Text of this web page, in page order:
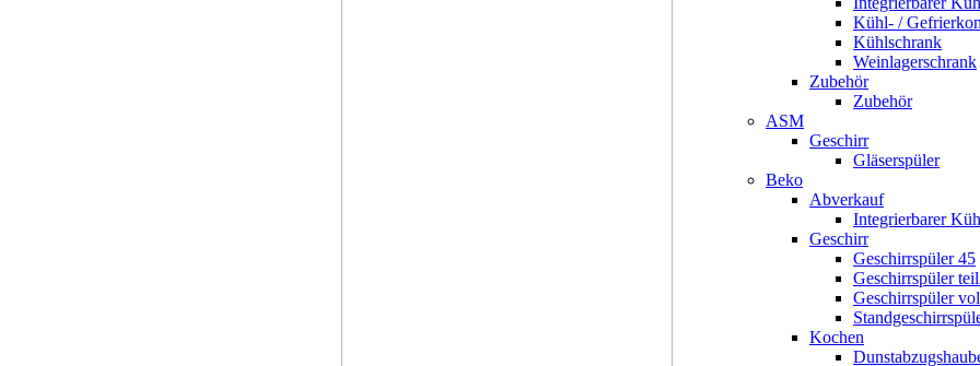
Kühl- /
Kühlschrank
Weinlagerschrank
Zubehör
Zubehör
ASM
Geschirr
Gläserspüler
Beko
Abverkauf
Integrierbarer
Geschirr
Geschirrspüler 45
Geschirrspüler
Geschirrspüler
Kochen